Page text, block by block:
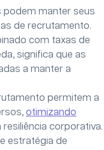
podem manter seus
de recrutamento.
com taxas de
significa que as
a manter a
permitem a
otimizando
corporativa.
estratégia de